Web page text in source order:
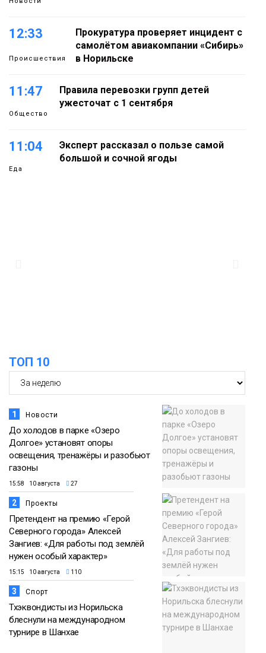
12:33
Происшествия
Прокуратура проверяет инцидент с
самолётом авиакомпании «Сибирь»
в Норильске
11:47
Общество
Правила перевозки групп детей
ужесточат с 1 сентября
11:04
Еда
Эксперт рассказал о пользе самой
большой и сочной ягоды
ТОП 10
1 Новости
До холодов в парке «Озеро
Долгое» установят опоры
освещения, тренажёры и разобьют
газоны
15:58 10 августа 27
2 Проекты
Претендент на премию «Герой
Северного города» Алексей
Зангиев: «Для работы под землёй
нужен особый характер»
15:15 10 августа 110
3 Спорт
Тхэквондисты из Норильска
блеснули на международном
турнире в Шанхае